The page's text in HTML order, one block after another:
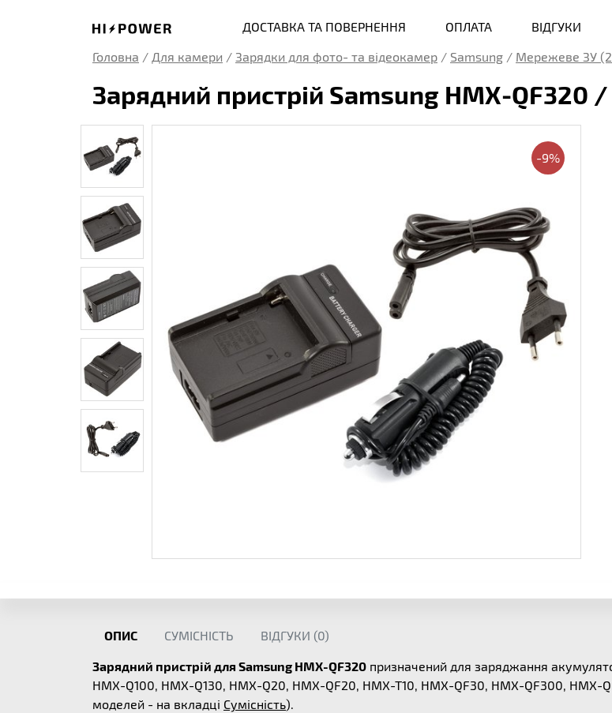
ДОСТАВКА ТА ПОВЕРНЕННЯ ОПЛАТА ВІДГУКИ
Головна / Для камери / Зарядки для фото- та відеокамер / Samsung / Мережеве ЗУ
Зарядний пристрій Samsung HMX-QF320 /
-9%
ОПИС СУМІСНІСТЬ ВІДГУКИ (0)
Зарядний пристрій для Samsung HMX-QF320 призначений для заряджання
HMX-Q100, HMX-Q130, HMX-Q20, HMX-QF20, HMX-T10, HMX-QF30, HMX-QF300, HMX-
моделей - на вкладці Сумісність).